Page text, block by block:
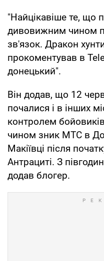
"Найцікавіше те, що
дивовижним чином
зв'язок. Дракон
прокоментував в
донецький".
Він додав, що 12
почалися і в інших
контролем
чином зник МТС в
Макіївці після
Антрациті. З
додав блогер.